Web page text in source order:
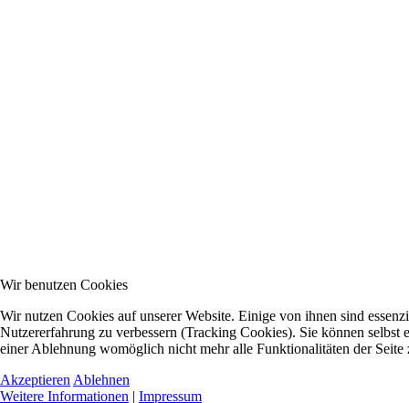
Wir benutzen Cookies
Wir nutzen Cookies auf unserer Website. Einige von ihnen sind
Nutzererfahrung zu verbessern (Tracking Cookies). Sie können selbst
einer Ablehnung womöglich nicht mehr alle Funktionalitäten der Seite
Akzeptieren Ablehnen
Weitere Informationen | Impressum